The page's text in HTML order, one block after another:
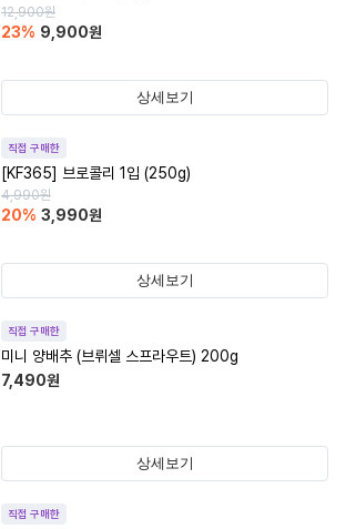
12,900원
23% 9,900원
상세보기
직접 구매한
[KF365] 브로콜리 1입 (250g)
4,990원
20% 3,990원
상세보기
직접 구매한
미니 양배추 (브뤼셀 스프라우트) 200g
7,490원
상세보기
직접 구매한